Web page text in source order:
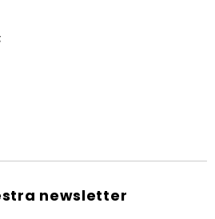
newsletter